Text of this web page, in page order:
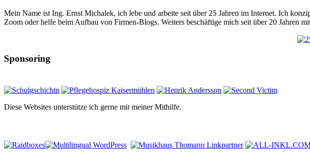
Mein Name ist Ing. Ernst Michalek, ich lebe und arbeite seit über 25 Jahren im Internet. Ich
Zoom oder helfe beim Aufbau von Firmen-Blogs. Weiters beschäftige mich seit über 20 Jahren
Sponsoring
Diese Websites unterstütze ich gerne mit meiner Mithilfe.